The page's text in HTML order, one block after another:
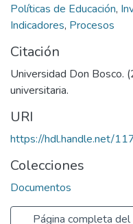
Políticas de Educación,
Indicadores, Procesos
Citación
Universidad Don Bosco.
universitaria.
URI
https://hdl.handle.net/
Colecciones
Documentos
Página completa